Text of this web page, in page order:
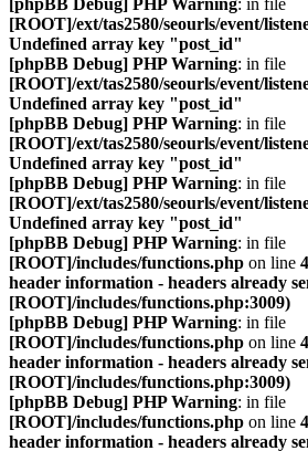
[phpBB Debug] PHP Warning: in file
[ROOT]/ext/tas2580/seourls/event/
Undefined array key "post_id"
[phpBB Debug] PHP Warning: in file
[ROOT]/ext/tas2580/seourls/event/
Undefined array key "post_id"
[phpBB Debug] PHP Warning: in file
[ROOT]/ext/tas2580/seourls/event/
Undefined array key "post_id"
[phpBB Debug] PHP Warning: in file
[ROOT]/ext/tas2580/seourls/event/
Undefined array key "post_id"
[phpBB Debug] PHP Warning: in file
[ROOT]/includes/functions.php on line
header information - headers already
[ROOT]/includes/functions.php:3009)
[phpBB Debug] PHP Warning: in file
[ROOT]/includes/functions.php on line
header information - headers already
[ROOT]/includes/functions.php:3009)
[phpBB Debug] PHP Warning: in file
[ROOT]/includes/functions.php on line
header information - headers already